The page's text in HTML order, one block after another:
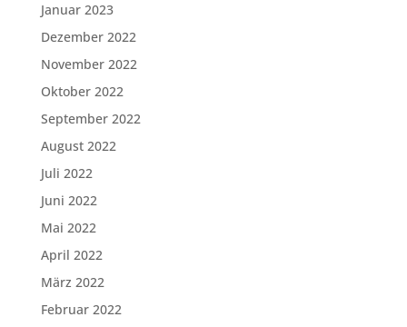
Januar 2023
Dezember 2022
November 2022
Oktober 2022
September 2022
August 2022
Juli 2022
Juni 2022
Mai 2022
April 2022
März 2022
Februar 2022